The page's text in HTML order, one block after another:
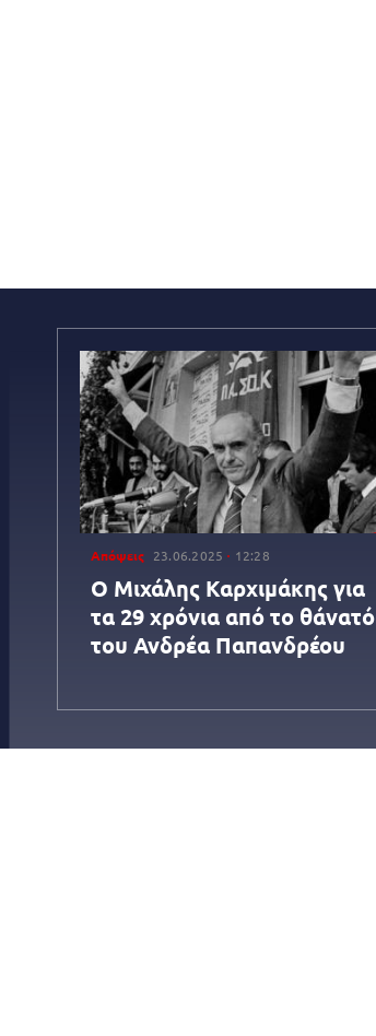
Απόψεις 23.06.2025 12:28
O Mιχάλης Καρχιμάκης για
τα 29 χρόνια από το θάνατό
του Ανδρέα Παπανδρέου